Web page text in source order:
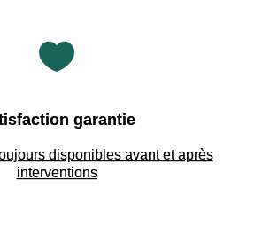

garantie
disponibles avant et après
interventions